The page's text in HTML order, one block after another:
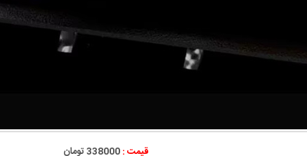
قیمت :338000 تومان